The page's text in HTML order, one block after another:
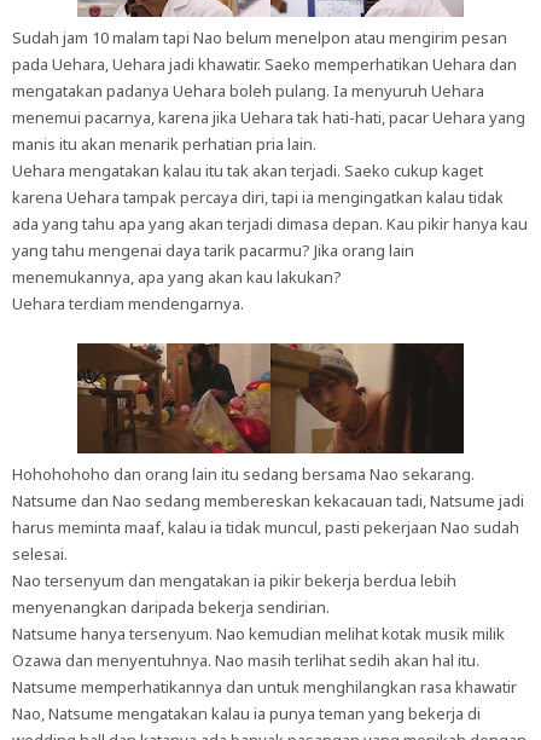
Sudah jam 10 malam tapi Nao belum menelpon atau mengirim pesan
pada Uehara, Uehara jadi khawatir. Saeko memperhatikan Uehara dan
mengatakan padanya Uehara boleh pulang. Ia menyuruh Uehara
menemui pacarnya, karena jika Uehara tak hati-hati, pacar Uehara yang
manis itu akan menarik perhatian pria lain.
Uehara mengatakan kalau itu tak akan terjadi. Saeko cukup kaget
karena Uehara tampak percaya diri, tapi ia mengingatkan kalau tidak
ada yang tahu apa yang akan terjadi dimasa depan. Kau pikir hanya kau
yang tahu mengenai daya tarik pacarmu? Jika orang lain
menemukannya, apa yang akan kau lakukan?
Uehara terdiam mendengarnya.
Hohohohoho dan orang lain itu sedang bersama Nao sekarang.
Natsume dan Nao sedang membereskan kekacauan tadi, Natsume jadi
harus meminta maaf, kalau ia tidak muncul, pasti pekerjaan Nao sudah
selesai.
Nao tersenyum dan mengatakan ia pikir bekerja berdua lebih
menyenangkan daripada bekerja sendirian.
Natsume hanya tersenyum. Nao kemudian melihat kotak musik milik
Ozawa dan menyentuhnya. Nao masih terlihat sedih akan hal itu.
Natsume memperhatikannya dan untuk menghilangkan rasa khawatir
Nao, Natsume mengatakan kalau ia punya teman yang bekerja di